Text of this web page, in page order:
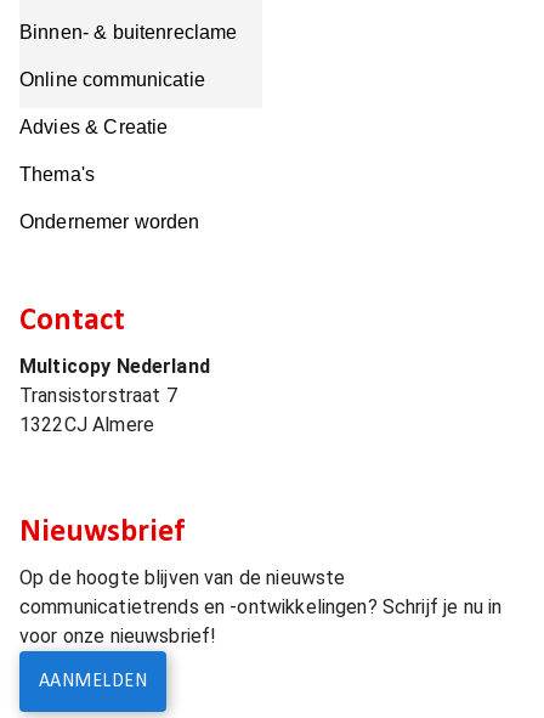
Binnen- & buitenreclame
Online communicatie
Advies & Creatie
Thema's
Ondernemer worden
Contact
Multicopy Nederland
Transistorstraat 7
1322CJ Almere
Nieuwsbrief
Op de hoogte blijven van de nieuwste
communicatietrends en -ontwikkelingen? Schrijf je nu in
voor onze nieuwsbrief!
AANMELDEN